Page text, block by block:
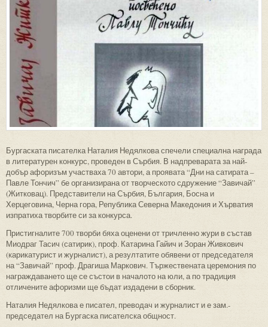
Бургаската писателка Наталия Недялкова спечели специална награда
в литературен конкурс, проведен в Сърбия. В надпреварата за най-
добър афоризъм участваха 70 автори, а проявата “Дни на сатирата –
Павле Тончич” бе организирана от творческото сдружение “Завичай”
(Житковац). Представители на Сърбия, България, Босна и
Херцеговина, Черна гора, Република Северна Македония и Хърватия
изпратиха творбите си за конкурса.
Пристигналите 700 творби бяха оценени от тричленно жури в състав
Миодраг Тасич (сатирик), проф. Катарина Гайич и Зоран Живкович
(карикатурист и журналист), а резултатите обявени от председателя
на “Завичай” проф. Драгиша Маркович. Тържествената церемония по
награждаването ще се състои в началото на юли, а по традиция
отличените афоризми ще бъдат издадени в сборник.
Наталия Недялкова е писател, преводач и журналист и е зам.-
председател на Бургаска писателска общност.